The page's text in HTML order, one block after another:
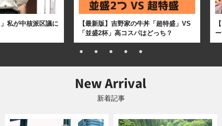
私が中核派区議に
【最新版】吉野家の牛丼「超特盛」VS
「並盛2杯」高コスパはどっち？
新着記事